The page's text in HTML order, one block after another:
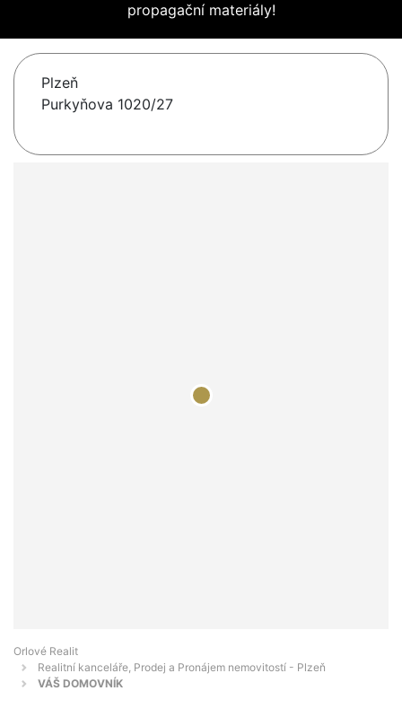
propagační materiály!
Plzeň
Purkyňova 1020/27
Orlové Realit
Realitní kanceláře, Prodej a Pronájem nemovitostí - Plzeň
VÁŠ DOMOVNÍK